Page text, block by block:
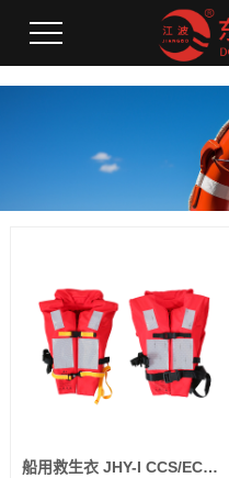
船用救生衣 JHY-I CCS/EC认证